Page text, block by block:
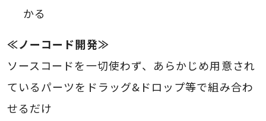
かる
≪ノーコード開発≫
ソースコードを一切使わず、あらかじめ用意され
ているパーツをドラッグ&ドロップ等で組み合わ
せるだけ